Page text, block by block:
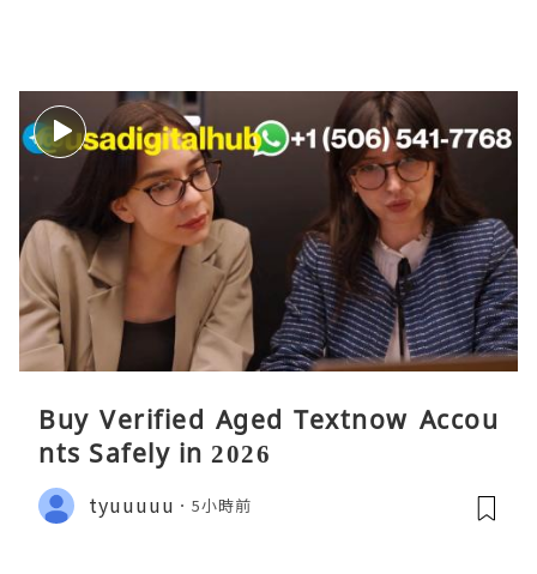
Buy Verified Aged Textnow Accou
nts Safely in 2026
tyuuuuu 5小時前